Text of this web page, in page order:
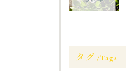
タグ Tags